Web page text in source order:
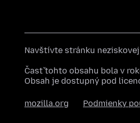
Navštívte stránku
Časť tohto obsahu bola v
Obsah je dostupný pod
mozilla.org Podmienky